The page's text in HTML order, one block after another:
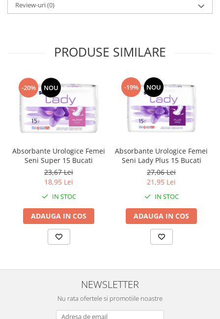
Review-uri(0)
PRODUSE SIMILARE
-20% NOU
Absorbante Urologice Femei
Seni Super 15 Bucati
23,67 Lei
18,95 Lei
IN STOC
ADAUGA IN COS
-19% NOU
Absorbante Urologice Femei
Seni Lady Plus 15 Bucati
27,06 Lei
21,95 Lei
IN STOC
ADAUGA IN COS
NEWSLETTER
Nu rata ofertele si promotiile noastre